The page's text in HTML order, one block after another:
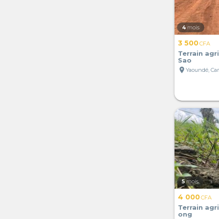
4 mois
3 500CFA
Terrain
Sao
location_on Yaoundé,
5 mois
4 000CFA
Terrain
ong